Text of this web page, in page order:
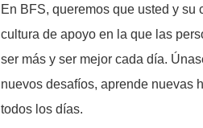
En BFS, queremos que usted y
cultura de apoyo en la que las
ser más y ser mejor cada día.
nuevos desafíos, aprende nuevas
todos los días.